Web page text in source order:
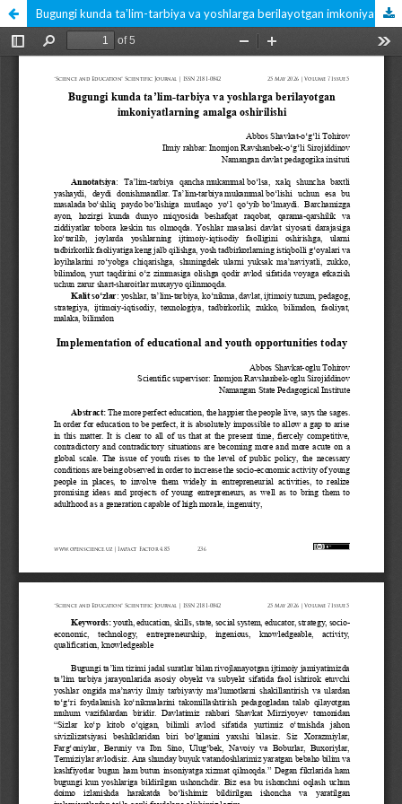
Bugungi kunda taʼlim-tarbiya va yoshlarga berilayotgan imkoniyatlarning amalga oshirilishi